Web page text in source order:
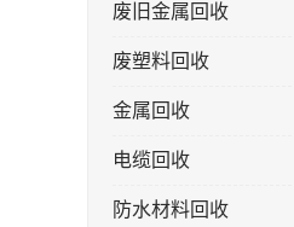
废旧金属回收
废塑料回收
金属回收
电缆回收
防水材料回收